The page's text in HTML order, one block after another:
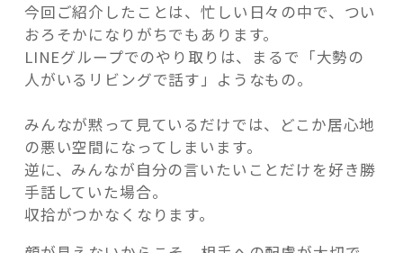
今回ご紹介したことは、忙しい日々の中で、つい
おろそかになりがちでもあります。
LINEグループでのやり取りは、まるで「大勢の
人がいるリビングで話す」ようなもの。
みんなが黙って見ているだけでは、どこか居心地
の悪い空間になってしまいます。
逆に、みんなが自分の言いたいことだけを好き勝
手話していた場合。
収拾がつかなくなります。